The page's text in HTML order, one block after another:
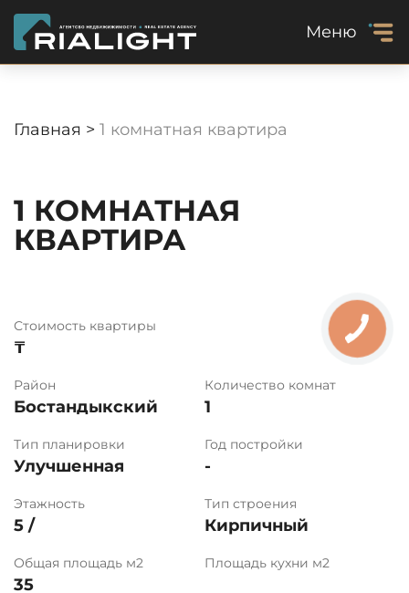
Меню
Главная > 1 комнатная квартира
1 КОМНАТНАЯ
КВАРТИРА
Стоимость квартиры
₸
Район
Бостандыкский
Количество комнат
1
Тип планировки
Улучшенная
Год постройки
-
Этажность
5 /
Тип строения
Кирпичный
Общая площадь м2
35
Площадь кухни м2